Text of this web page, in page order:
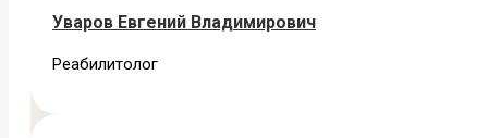
Уваров Евгений Владимирович
Реабилитолог